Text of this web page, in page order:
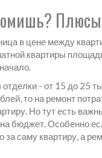
в цене между
квартиры
- от 15 до 25
то на ремонт
Но тут есть
бюджет. Особенно
за саму квартиру, а